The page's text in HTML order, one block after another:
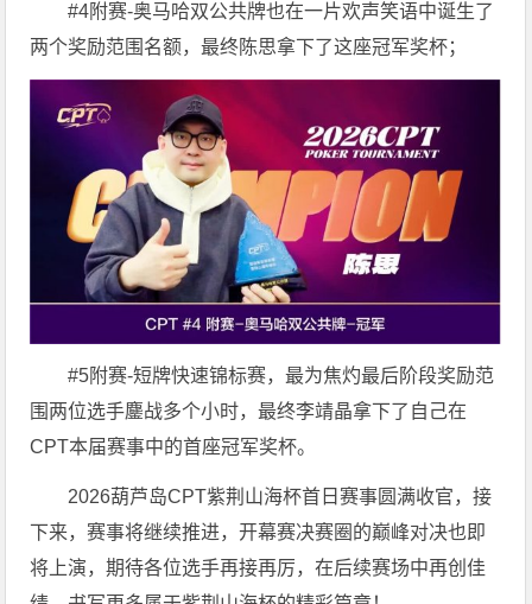
#4附赛-奥马哈双公共牌也在一片欢声笑语中诞生了
两个奖励范围名额，最终陈思拿下了这座冠军奖杯；
#5附赛-短牌快速锦标赛，最为焦灼最后阶段奖励范
围两位选手鏖战多个小时，最终李靖晶拿下了自己在
CPT本届赛事中的首座冠军奖杯。
2026葫芦岛CPT紫荆山海杯首日赛事圆满收官，接
下来，赛事将继续推进，开幕赛决赛圈的巅峰对决也即
将上演，期待各位选手再接再厉，在后续赛场中再创佳